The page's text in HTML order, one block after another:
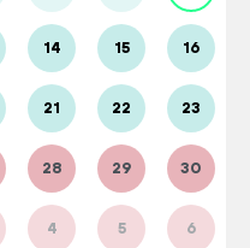
14 15 16
21 22 23
28 29 30
4 5 6